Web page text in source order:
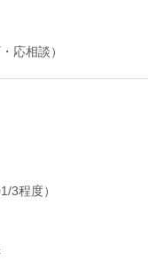
応相談）
3程度）